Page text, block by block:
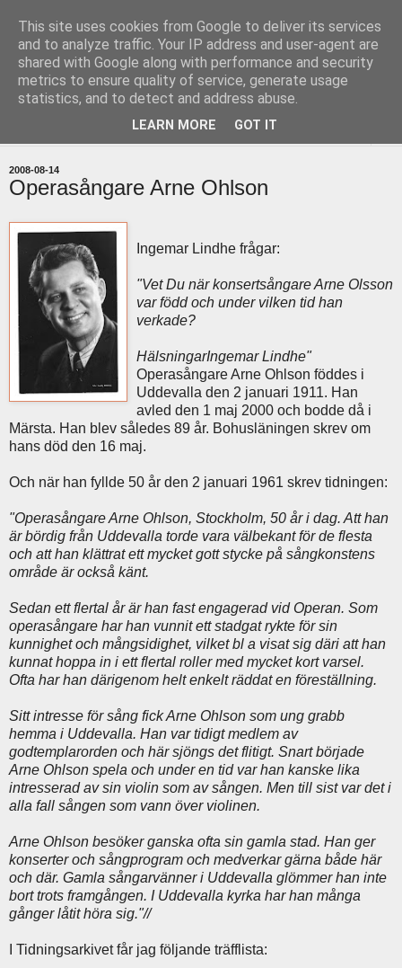
uddevallabloggen.se
med stort och smått från Uddevallas horisont
2008-08-14
Operasångare Arne Ohlson
Ingemar Lindhe frågar:
"Vet Du när konsertsångare Arne Olsson
var född och under vilken tid han
verkade?
HälsningarIngemar Lindhe"
Operasångare Arne Ohlson föddes i
Uddevalla den 2 januari 1911. Han
avled den 1 maj 2000 och bodde då i
Märsta. Han blev således 89 år. Bohusläningen skrev om
hans död den 16 maj.
Och när han fyllde 50 år den 2 januari 1961 skrev tidningen:
"Operasångare Arne Ohlson, Stockholm, 50 år i dag. Att han
är bördig från Uddevalla torde vara välbekant för de flesta
och att han klättrat ett mycket gott stycke på sångkonstens
område är också känt.
Sedan ett flertal år är han fast engagerad vid Operan. Som
operasångare har han vunnit ett stadgat rykte för sin
kunnighet och mångsidighet, vilket bl a visat sig däri att han
kunnat hoppa in i ett flertal roller med mycket kort varsel.
Ofta har han därigenom helt enkelt räddat en föreställning.
Sitt intresse för sång fick Arne Ohlson som ung grabb
hemma i Uddevalla. Han var tidigt medlem av
godtemplarorden och här sjöngs det flitigt. Snart började
Arne Ohlson spela och under en tid var han kanske lika
intresserad av sin violin som av sången. Men till sist var det i
alla fall sången som vann över violinen.
Arne Ohlson besöker ganska ofta sin gamla stad. Han ger
konserter och sångprogram och medverkar gärna både här
och där. Gamla sångarvänner i Uddevalla glömmer han inte
bort trots framgången. I Uddevalla kyrka har han många
gånger låtit höra sig."//
I Tidningsarkivet får jag följande träfflista:
This site uses cookies from Google to deliver its services
and to analyze traffic. Your IP address and user-agent are
shared with Google along with performance and security
metrics to ensure quality of service, generate usage
statistics, and to detect and address abuse.
LEARN MORE GOT IT